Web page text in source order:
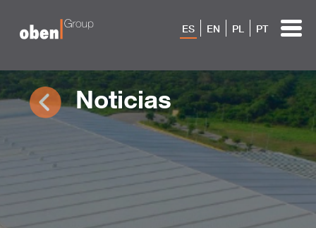
ES EN PL PT
Noticias